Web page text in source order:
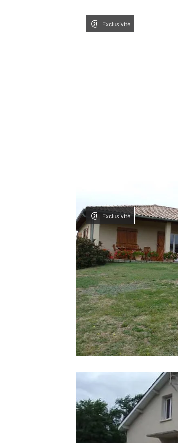
Exclusivité
Exclusivité